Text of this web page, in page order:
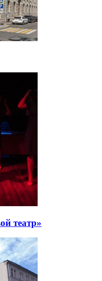
театр»